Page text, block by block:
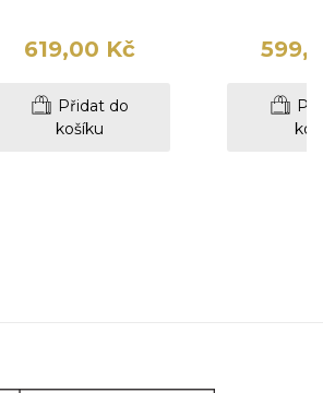
619,00 Kč
Přidat do
košíku